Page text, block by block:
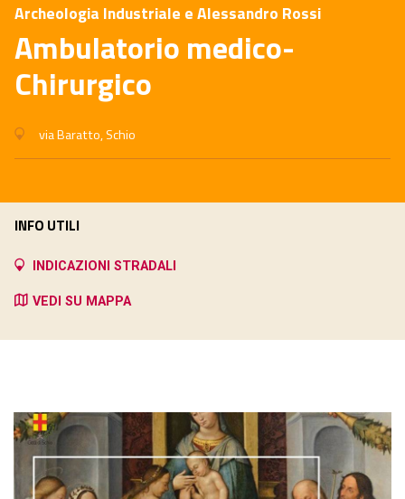
Archeologia Industriale e Alessandro Rossi
Ambulatorio medico-
Chirurgico
via Baratto, Schio
INFO UTILI
INDICAZIONI STRADALI
VEDI SU MAPPA